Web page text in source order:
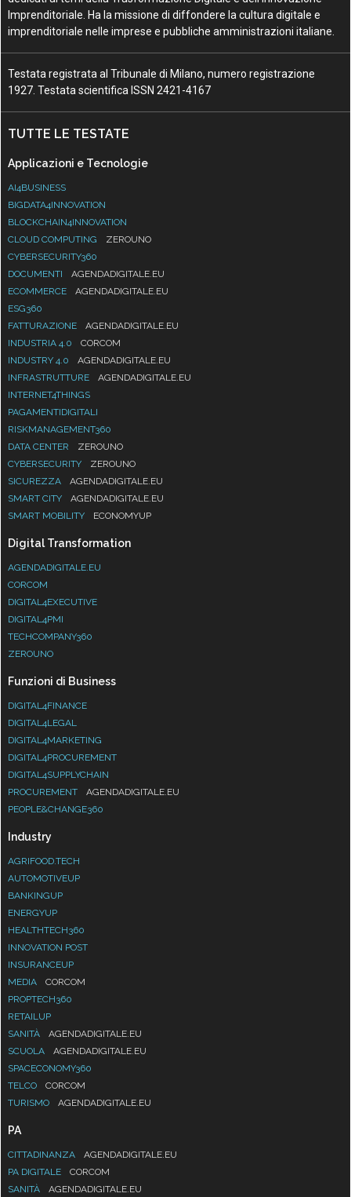
Imprenditoriale. Ha la missione di diffondere la cultura digitale e
imprenditoriale nelle imprese e pubbliche amministrazioni italiane.
Testata registrata al Tribunale di Milano, numero registrazione
1927. Testata scientifica ISSN 2421-4167
TUTTE LE TESTATE
Applicazioni e Tecnologie
AI4BUSINESS
BIGDATA4INNOVATION
BLOCKCHAIN4INNOVATION
CLOUD COMPUTING
ZEROUNO
CYBERSECURITY360
DOCUMENTI
AGENDADIGITALE.EU
ECOMMERCE
AGENDADIGITALE.EU
ESG360
FATTURAZIONE
AGENDADIGITALE.EU
INDUSTRIA 4.0
CORCOM
INDUSTRY 4.0
AGENDADIGITALE.EU
INFRASTRUTTURE
AGENDADIGITALE.EU
INTERNET4THINGS
PAGAMENTIDIGITALI
RISKMANAGEMENT360
DATA CENTER
ZEROUNO
CYBERSECURITY
ZEROUNO
SICUREZZA
AGENDADIGITALE.EU
SMART CITY
AGENDADIGITALE.EU
SMART MOBILITY
ECONOMYUP
Digital Transformation
AGENDADIGITALE.EU
CORCOM
DIGITAL4EXECUTIVE
DIGITAL4PMI
TECHCOMPANY360
ZEROUNO
Funzioni di Business
DIGITAL4FINANCE
DIGITAL4LEGAL
DIGITAL4MARKETING
DIGITAL4PROCUREMENT
DIGITAL4SUPPLYCHAIN
PROCUREMENT
AGENDADIGITALE.EU
PEOPLE&CHANGE360
Industry
AGRIFOOD.TECH
AUTOMOTIVEUP
BANKINGUP
ENERGYUP
HEALTHTECH360
INNOVATION POST
INSURANCEUP
MEDIA
CORCOM
PROPTECH360
RETAILUP
SANITÀ
AGENDADIGITALE.EU
SCUOLA
AGENDADIGITALE.EU
SPACECONOMY360
TELCO
CORCOM
TURISMO
AGENDADIGITALE.EU
PA
CITTADINANZA
AGENDADIGITALE.EU
PA DIGITALE
CORCOM
SANITÀ
AGENDADIGITALE.EU